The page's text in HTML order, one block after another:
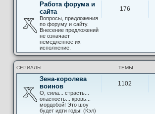
Работа форума и
сайта
Вопросы, предложения
по форуму и сайту.
Внесение предложений
не означает
немедленное их
исполнение.
176
СЕРИАЛЫ ТЕМЫ
Зена-королева
воинов
О, сила... страсть...
опасность... кровь...
мордобой! Это шоу
будет идти годы! (Кэл)
1102